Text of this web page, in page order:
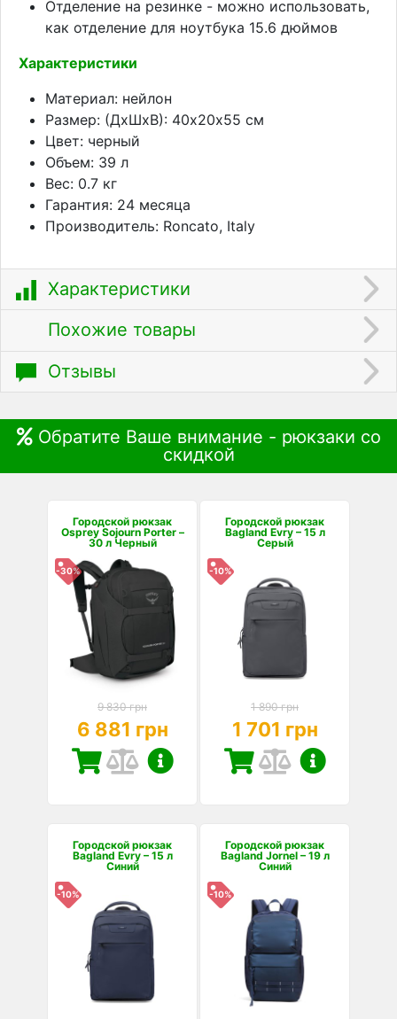
Отделение на резинке - можно использовать,
как отделение для ноутбука 15.6 дюймов
Характеристики
Материал: нейлон
Размер: (ДхШхВ): 40х20х55 см
Цвет: черный
Объем: 39 л
Вес: 0.7 кг
Гарантия: 24 месяца
Производитель: Roncato, Italy
Характеристики
Похожие товары
Отзывы
Обратите Ваше внимание - рюкзаки со
скидкой
Городской рюкзак
Osprey Sojourn Porter –
30 л Черный
-30%
9 830 грн
6 881 грн
Городской рюкзак
Bagland Evry – 15 л
Серый
-10%
1 890 грн
1 701 грн
Городской рюкзак
Bagland Evry – 15 л
Синий
-10%
Городской рюкзак
Bagland Jornel – 19 л
Синий
-10%